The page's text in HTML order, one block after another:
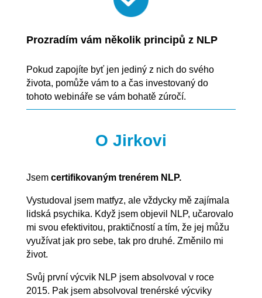
Prozradím vám několik principů z NLP
Pokud zapojíte byť jen jediný z nich do svého
života, pomůže vám to a čas investovaný do
tohoto webináře se vám bohatě zúročí.
O Jirkovi
Jsem certifikovaným trenérem NLP.
Vystudoval jsem matfyz, ale vždycky mě zajímala
lidská psychika. Když jsem objevil NLP, učarovalo
mi svou efektivitou, praktičností a tím, že jej můžu
využívat jak pro sebe, tak pro druhé. Změnilo mi
život.
Svůj první výcvik NLP jsem absolvoval v roce
2015. Pak jsem absolvoval trenérské výcviky